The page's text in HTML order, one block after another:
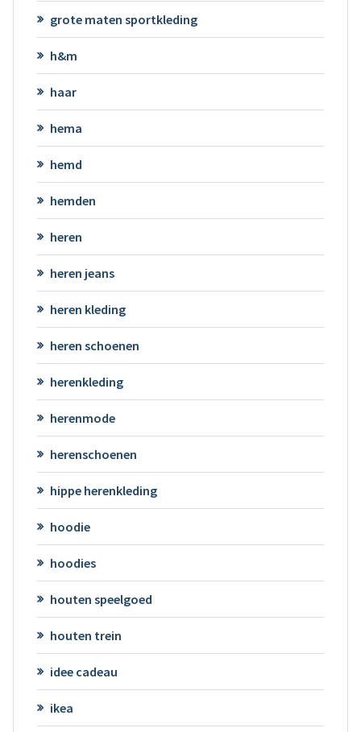
grote maten sportkleding
h&m
haar
hema
hemd
hemden
heren
heren jeans
heren kleding
heren schoenen
herenkleding
herenmode
herenschoenen
hippe herenkleding
hoodie
hoodies
houten speelgoed
houten trein
idee cadeau
ikea